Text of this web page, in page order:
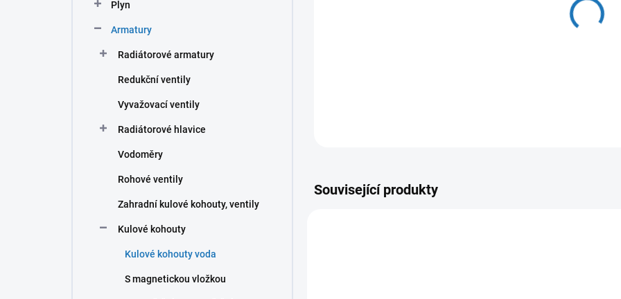
Plyn
Armatury
Radiátorové armatury
Redukční ventily
Vyvažovací ventily
Radiátorové hlavice
Vodoměry
Rohové ventily
Zahradní kulové kohouty, ventily
Kulové kohouty
Kulové kohouty voda
S magnetickou vložkou
Související produkty